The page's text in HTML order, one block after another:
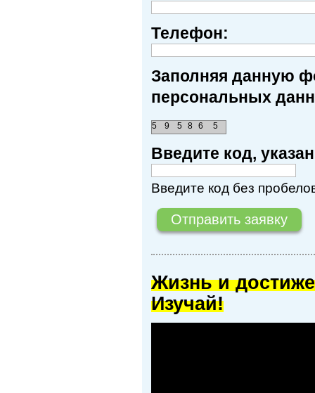
Телефон:
Заполняя данную
персональных
5
9 8 6 5
5
Введите код,
Введите код без
Жизнь и
Изучай!